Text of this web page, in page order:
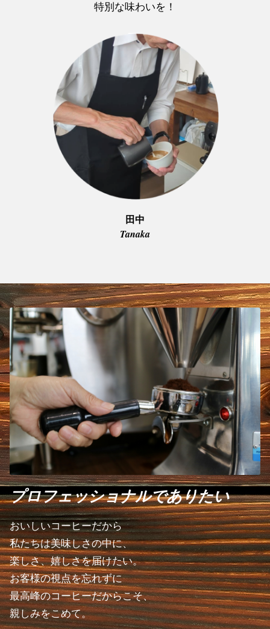
特別な味わいを！
田中
Tanaka
プロフェッショナルでありたい
おいしいコーヒーだから
私たちは美味しさの中に、
楽しさ、嬉しさを届けたい。
お客様の視点を忘れずに
最高峰のコーヒーだからこそ、
親しみをこめて。